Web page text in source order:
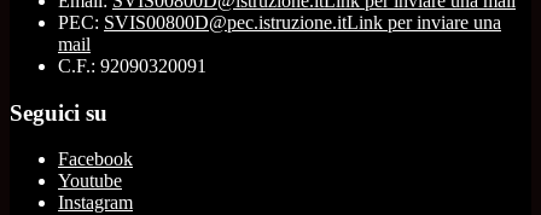
PEC: SVIS00800D@pec.istruzione.itLink per inviare una
mail
C.F.: 92090320091
Seguici su
Facebook
Youtube
Instagram